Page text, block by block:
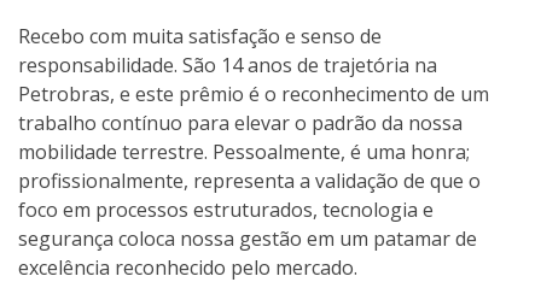
Recebo com muita satisfação e senso de
responsabilidade. São 14 anos de trajetória na
Petrobras, e este prêmio é o reconhecimento de um
trabalho contínuo para elevar o padrão da nossa
mobilidade terrestre. Pessoalmente, é uma honra;
profissionalmente, representa a validação de que o
foco em processos estruturados, tecnologia e
segurança coloca nossa gestão em um patamar de
excelência reconhecido pelo mercado.